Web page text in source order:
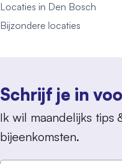
Locaties in Den Bosch
Bijzondere locaties
Schrijf je in
Ik wil maandelijks tips
bijeenkomsten.